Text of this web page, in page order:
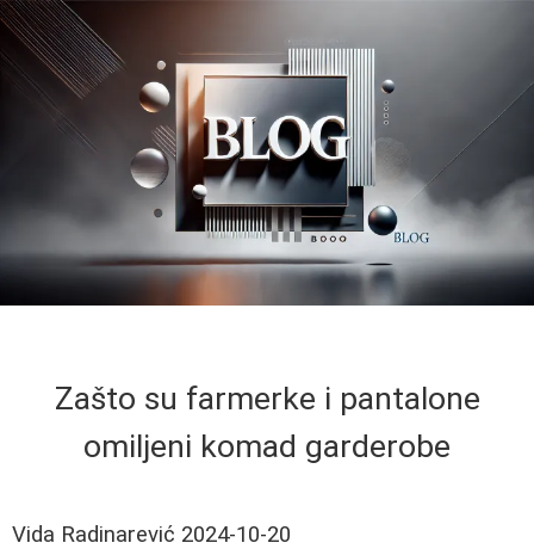
Zašto su farmerke i pantalone
omiljeni komad garderobe
Vida Radinarević 2024-10-20